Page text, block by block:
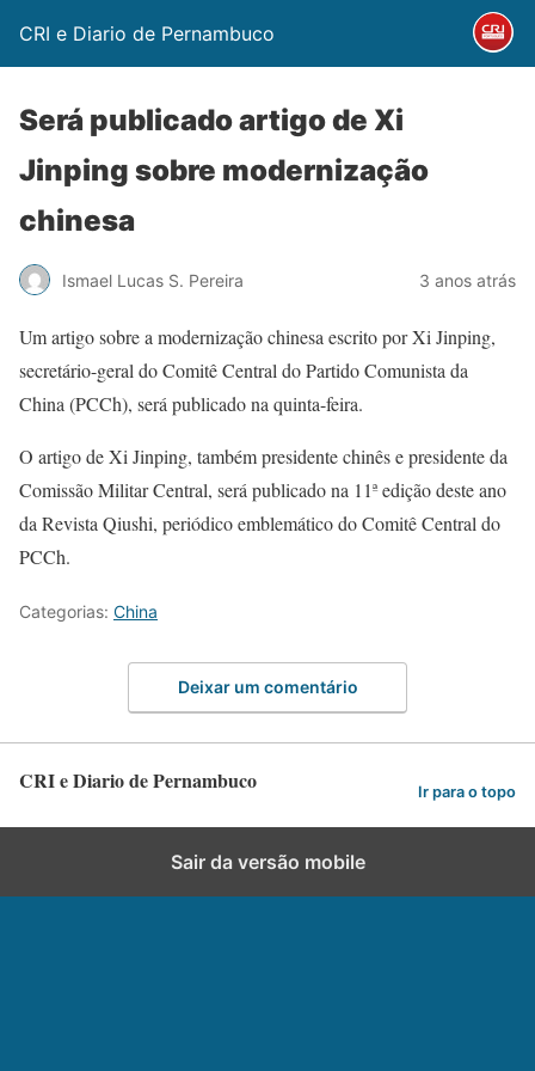
CRI e Diario de Pernambuco
Será publicado artigo de Xi
Jinping sobre modernização
chinesa
Ismael Lucas S. Pereira 3 anos atrás
Um artigo sobre a modernização chinesa escrito por Xi Jinping,
secretário-geral do Comitê Central do Partido Comunista da
China (PCCh), será publicado na quinta-feira.
O artigo de Xi Jinping, também presidente chinês e presidente da
Comissão Militar Central, será publicado na 11ª edição deste ano
da Revista Qiushi, periódico emblemático do Comitê Central do
PCCh.
Categorias: China
Deixar um comentário
CRI e Diario de Pernambuco Ir para o topo
Sair da versão mobile